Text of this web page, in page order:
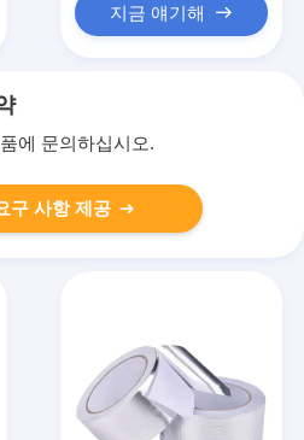
지금 얘기해
에 문의하십시오.
구 사항 제공